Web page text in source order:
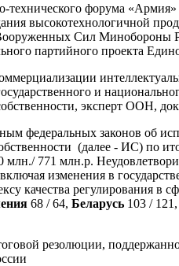
технического форума
высокотехнологичной
Сил
партийного проекта
и
эксперт ООН,
федеральных законов об
(далее - ИС) по
771 млн.р.
изменения в
качества регулирования
68 / 64, Беларусь 103 / 121,
резолюции,